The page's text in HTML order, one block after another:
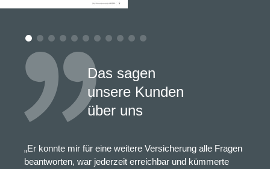
Das sagen
unsere Kunden
über uns
„Er konnte mir für eine weitere Versicherung alle Fragen
beantworten, war jederzeit erreichbar und kümmerte